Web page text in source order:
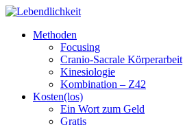
Zum
springen
Lebendlichkeit
Dipl.-Ing. Inge Simetzberger
Methoden
Focusing
Cranio-Sacrale Körperarbeit
Kinesiologie
Kombination – Z42
Kosten(los)
Ein Wort zum Geld
Gratis